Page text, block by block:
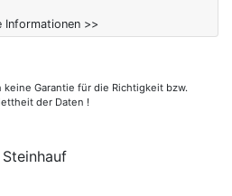
Informationen >>
keine Garantie für die Richtigkeit bzw.
der Daten !